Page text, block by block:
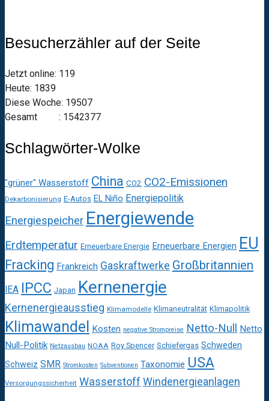
Besucherzähler auf der Seite
Jetzt online: 119
Heute: 1839
Diese Woche: 19507
Gesamt : 1542377
Schlagwörter-Wolke
"grüner" Wasserstoff China CO2 CO2-Emissionen
Dekarbonisierung E-Autos EL Niño Energiepolitik
Energiespeicher Energiewende
Erdtemperatur Erneuerbare Energie Erneuerbare Energien EU
Fracking Frankreich Gaskraftwerke Großbritannien
IEA IPCC Japan Kernenergie
Kernenergieausstieg Klimamodelle Klimaneutralität Klimapolitik
Klimawandel Kosten negative Strompreise Netto-Null Netto
Null-Politik Netzausbau NOAA Roy Spencer Schiefergas Schweden
Schweiz SMR Stromkosten Subventionen Taxonomie USA
Versorgungssicherheit Wasserstoff Windenergieanlagen